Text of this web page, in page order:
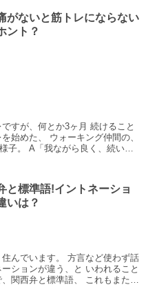
がないと筋トレにならない
ント？
すが、何とか3ヶ月 続けること
始めた、 ウォーキング仲間の、
子。 A「我ながら良く、続いて
と標準語!イントネーショ
いは？
んでいます。 方言など使わず話
ションが違う、と いわれること
関西弁と標準語、 これもまた、